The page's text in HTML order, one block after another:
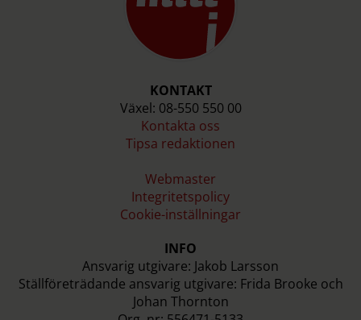
KONTAKT
Växel: 08-550 550 00
Kontakta oss
Tipsa redaktionen
Webmaster
Integritetspolicy
Cookie-inställningar
INFO
Ansvarig utgivare: Jakob Larsson
Ställföreträdande ansvarig utgivare: Frida Brooke och
Johan Thornton